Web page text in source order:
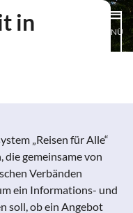
MENÜ
in
„Reisen für Alle“
gemeinsame von
Verbänden
ein Informations- und
soll, ob ein Angebot